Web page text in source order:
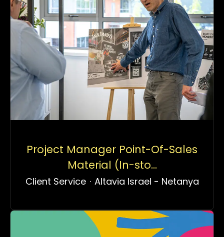
Project Manager Point-Of-Sales
Material (In-sto...
Client Service · Altavia Israel - Netanya